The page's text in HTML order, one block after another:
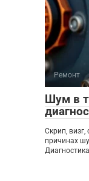
Ремонт
Шум в
Скрип,
причинах
Диагностика